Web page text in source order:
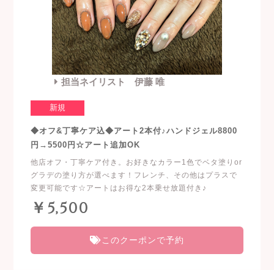
担当ネイリスト 伊藤 唯
新規
◆オフ&丁寧ケア込◆アート2本付♪ハンドジェル8800
円→5500円☆アート追加OK
他店オフ・丁寧ケア付き。お好きなカラー1色でベタ塗りor
グラデの塗り方が選べます！フレンチ、その他はプラスで
変更可能です☆アートはお得な2本乗せ放題付き♪
￥5,500
このクーポンで予約